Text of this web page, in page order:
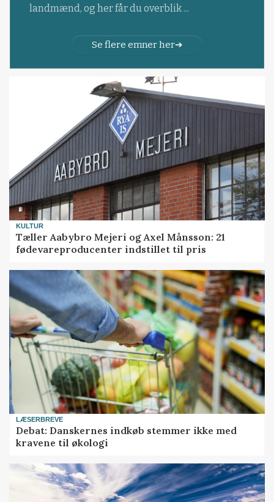
landmænd, og her får du overblik ...
Se flere emner her
KULTUR
Tæller Aabybro Mejeri og Axel Månsson: 21
fødevareproducenter indstillet til pris
LÆSERBREVE
Debat: Danskernes indkøb stemmer ikke med
kravene til økologi